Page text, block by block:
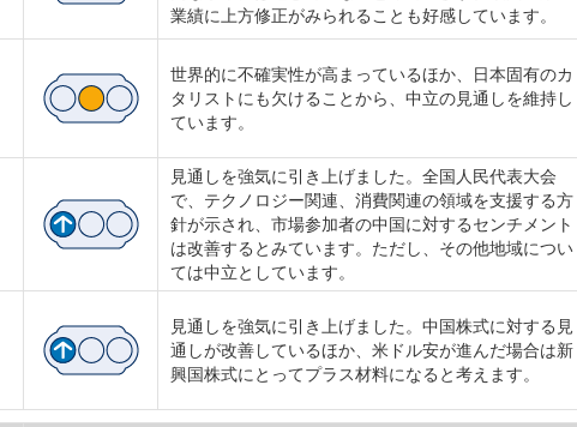
業績に上方修正がみられることも好感しています。
世界的に不確実性が高まっているほか、日本固有のカ
タリストにも欠けることから、中立の見通しを維持し
ています。
見通しを強気に引き上げました。全国人民代表大会
で、テクノロジー関連、消費関連の領域を支援する方
針が示され、市場参加者の中国に対するセンチメント
は改善するとみています。ただし、その他地域につい
ては中立としています。
見通しを強気に引き上げました。中国株式に対する見
通しが改善しているほか、米ドル安が進んだ場合は新
興国株式にとってプラス材料になると考えます。